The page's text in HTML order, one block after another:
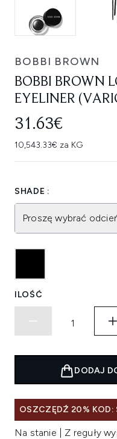
BOBBI BROWN
BOBBI BROWN
EYELINER
31.63€
10,543.33€ za KG
SHADE :
Proszę wybrać
ILOŚĆ
DODAJ
OSZCZĘDŹ 20% KOD:
Na stanie | Z reguły